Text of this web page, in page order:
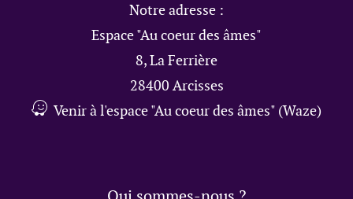
Notre adresse :
Espace "Au coeur des âmes"
8, La Ferrière
28400 Arcisses
Venir à l'espace "Au coeur des âmes" (Waze)